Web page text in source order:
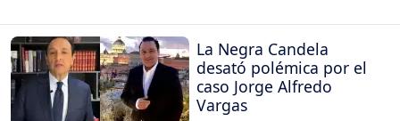
La Negra Candela
desató polémica por el
caso Jorge Alfredo
Vargas